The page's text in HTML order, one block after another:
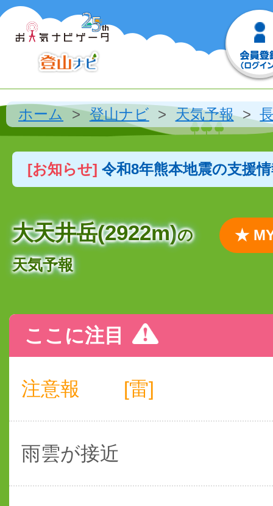
ホーム 登山ナビ 天気予報
[お知らせ] 令和8年熊本地震の支援
大天井岳(2922m)の
天気予報
★
ここに注目
注意報 [雷]
雨雲が接近